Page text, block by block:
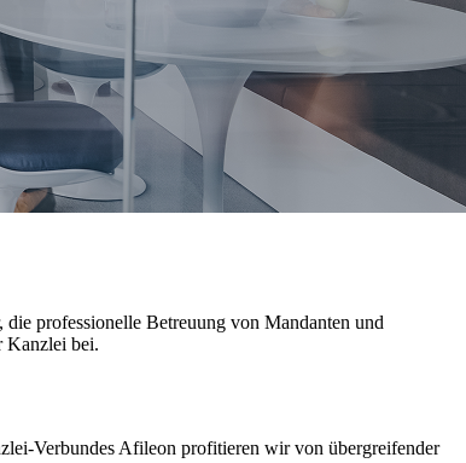
professionelle Betreuung von Mandanten und
Kanzlei bei.
Verbundes Afileon profitieren wir von übergreifender